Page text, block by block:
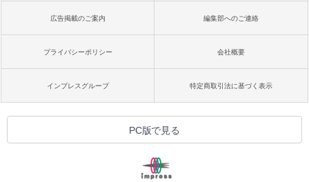
広告掲載のご案内 編集部へのご連絡
プライバシーポリシー 会社概要
インプレスグループ 特定商取引法に基づく表示
PC版で見る